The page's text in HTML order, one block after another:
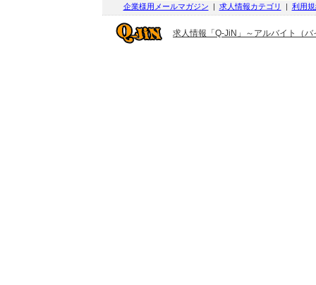
企業様用メールマガジン | 求人情報カテゴリ | 利用
求人情報「Q-JiN」～アルバイト（